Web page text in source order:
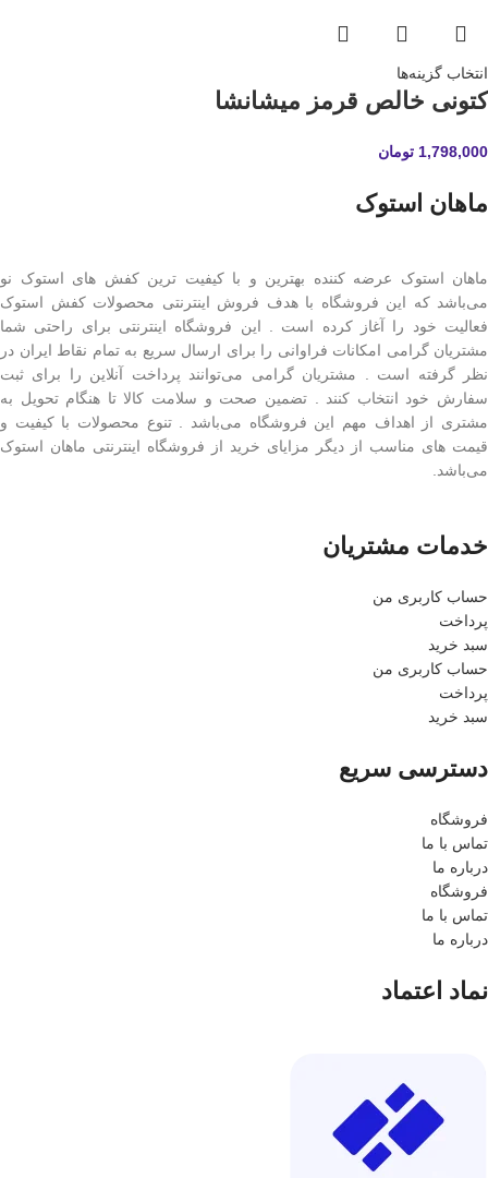
انتخاب گزینه‌ها
کتونی خالص قرمز میشانشا
1,798,000 تومان
ماهان استوک
ماهان استوک عرضه کننده بهترین و با کیفیت ترین کفش های استوک نو
می‌باشد که این فروشگاه با هدف فروش اینترنتی محصولات کفش استوک
فعالیت خود را آغاز کرده است . این فروشگاه اینترنتی برای راحتی شما
مشتریان گرامی امکانات فراوانی را برای ارسال سریع به تمام نقاط ایران در
نظر گرفته است . مشتریان گرامی می‌توانند پرداخت آنلاین را برای ثبت
سفارش خود انتخاب کنند . تضمین صحت و سلامت کالا تا هنگام تحویل به
مشتری از اهداف مهم این فروشگاه می‌باشد . تنوع محصولات با کیفیت و
قیمت های مناسب از دیگر مزایای خرید از فروشگاه اینترنتی ماهان استوک
می‌باشد.
خدمات مشتریان
حساب کاربری من
پرداخت
سبد خرید
حساب کاربری من
پرداخت
سبد خرید
دسترسی سریع
فروشگاه
تماس با ما
درباره ما
فروشگاه
تماس با ما
درباره ما
نماد اعتماد